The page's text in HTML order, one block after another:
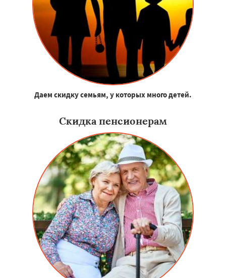
Даем скидку семьям, у которых много детей.
Скидка пенсионерам